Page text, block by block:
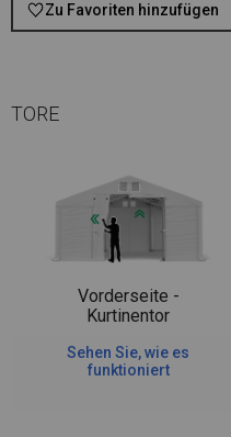
Zu Favoriten hinzufügen
TORE
Vorderseite -
Kurtinentor
Sehen Sie, wie es
funktioniert